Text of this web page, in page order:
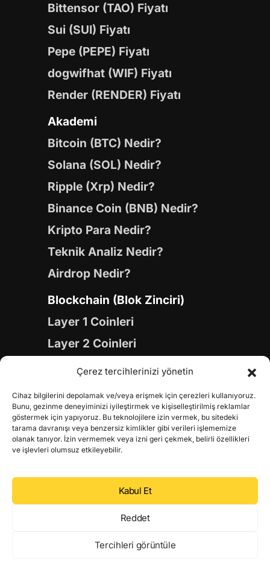
Çerez tercihlerinizi yönetin
Cihaz bilgilerini depolamak ve/veya erişmek için çerezleri kullanıyoruz.
Bunu, gezinme deneyiminizi iyileştirmek ve kişiselleştirilmiş reklamlar
göstermek için yapıyoruz. Bu teknolojilere izin vermek, bu sitedeki
tarama davranışı veya benzersiz kimlikler gibi verileri işlememize
olanak tanıyor. İzin vermemek veya izni geri çekmek, belirli özellikleri
ve işlevleri olumsuz etkileyebilir.
Kabul Et
Reddet
Tercihleri görüntüle
Bittensor (TAO) Fiyatı
Sui (SUI) Fiyatı
Pepe (PEPE) Fiyatı
dogwifhat (WIF) Fiyatı
Render (RENDER) Fiyatı
Akademi
Bitcoin (BTC) Nedir?
Solana (SOL) Nedir?
Ripple (Xrp) Nedir?
Binance Coin (BNB) Nedir?
Kripto Para Nedir?
Teknik Analiz Nedir?
Airdrop Nedir?
Blockchain (Blok Zinciri)
Layer 1 Coinleri
Layer 2 Coinleri
Yapay Zeka (AI) Coinleri
Gaming Coinleri
RWA Coinleri
DeFi Coinleri
DePIN Coinleri
Metaverse Coinleri
Web 3.0 Coinleri
Coin Türevleri